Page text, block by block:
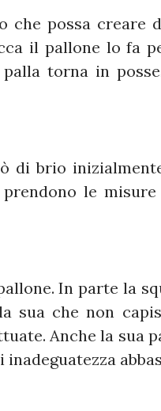
che possa creare
il pallone lo fa
torna in
di brio
le
In parte la
sua che non
Anche la sua